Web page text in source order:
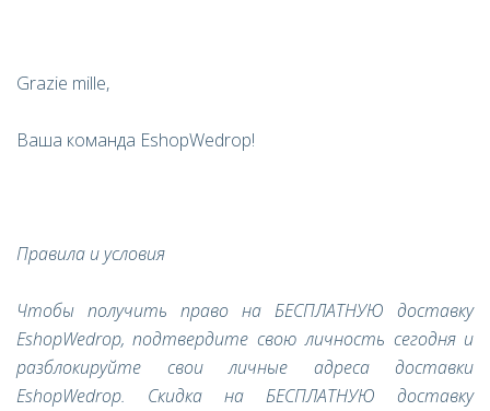
Grazie mille,
Ваша команда EshopWedrop!
Правила и условия
Чтобы получить право на БЕСПЛАТНУЮ доставку
EshopWedrop, подтвердите свою личность сегодня и
разблокируйте свои личные адреса доставки
EshopWedrop. Скидка на БЕСПЛАТНУЮ доставку